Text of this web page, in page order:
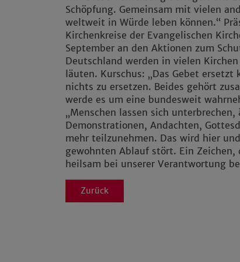
Schöpfung. Gemeinsam mit vielen
weltweit in Würde leben können.“
Kirchenkreise der Evangelischen
September an den Aktionen zum
Deutschland werden in vielen
läuten. Kurschus: „Das Gebet
nichts zu ersetzen. Beides gehört
werde es um eine bundesweit
„Menschen lassen sich
Demonstrationen, Andachten,
mehr teilzunehmen. Das wird hier
gewohnten Ablauf stört. Ein
heilsam bei unserer Verantwortung
Zurück